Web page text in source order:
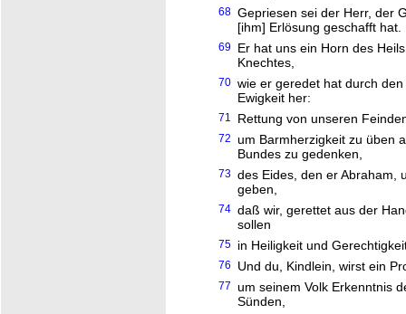
68 Gepriesen sei der Herr, der
[ihm] Erlösung geschafft hat.
69 Er hat uns ein Horn des
Knechtes,
70 wie er geredet hat durch
Ewigkeit her:
71 Rettung von unseren
72 um Barmherzigkeit zu üben
Bundes zu gedenken,
73 des Eides, den er Abraham,
geben,
74 daß wir, gerettet aus der
sollen
75 in Heiligkeit und
76 Und du, Kindlein, wirst ein
77 um seinem Volk Erkenntnis
Sünden,